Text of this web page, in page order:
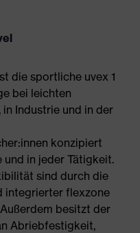
die sportliche uvex 1
bei leichten
Industrie und in der
konzipiert
in jeder Tätigkeit.
sind durch die
integrierter flexzone
besitzt der
Abriebfestigkeit,